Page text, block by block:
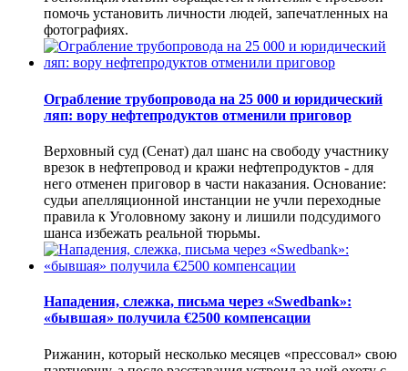
помочь установить личности людей, запечатленных на
фотографиях.
Ограбление трубопровода на 25 000 и юридический
ляп: вору нефтепродуктов отменили приговор
Верховный суд (Сенат) дал шанс на свободу участнику
врезок в нефтепровод и кражи нефтепродуктов - для
него отменен приговор в части наказания. Основание:
судьи апелляционной инстанции не учли переходные
правила к Уголовному закону и лишили подсудимого
шанса избежать реальной тюрьмы.
Нападения, слежка, письма через «Swedbank»:
«бывшая» получила €2500 компенсации
Рижанин, который несколько месяцев «прессовал» свою